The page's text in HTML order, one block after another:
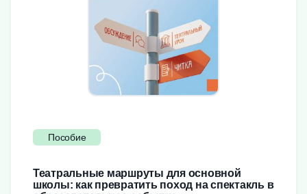
Пособие
Театральные маршруты для основной
школы: как превратить поход на спектакль в